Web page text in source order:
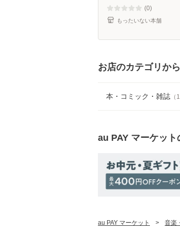
(0)
もったいない本舗
お店のカテゴリか
本・コミック・雑誌 （
au PAY マーケット
au PAY マーケット > 音楽